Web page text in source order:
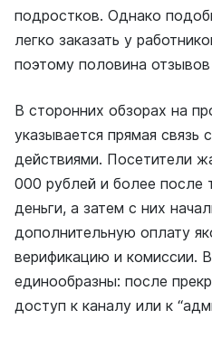
подростков. Однако
легко заказать у
поэтому половина
В сторонних обзорах на
указывается прямая связь
действиями. Посетители
000 рублей и более после
деньги, а затем с них
дополнительную оплату
верификацию и комиссии.
единообразны: после
доступ к каналу или к